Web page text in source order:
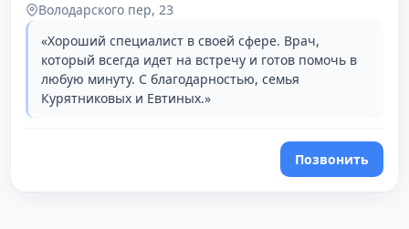
Володарского пер, 23
«Хороший специалист в своей сфере. Врач,
который всегда идет на встречу и готов помочь в
любую минуту. С благодарностью, семья
Курятниковых и Евтиных.»
Позвонить